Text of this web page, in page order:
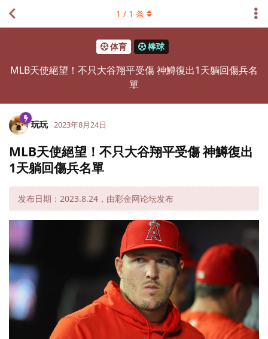
体育 棒球
MLB天使絕望！不只大谷翔平受傷 神鱒復出1天躺回傷兵名
單
1 / 1 条
玩玩 2023年8月24日
MLB天使絕望！不只大谷翔平受傷 神鱒復出
1天躺回傷兵名單
发布日期：2023.8.24，由彩金网论坛发布